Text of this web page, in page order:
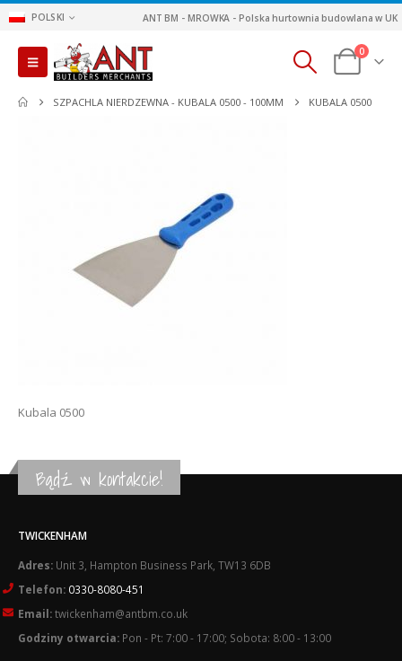
POLSKI ANT BM - MROWKA - Polska hurtownia budowlana w UK
0
SZPACHLA NIERDZEWNA - KUBALA 0500 - 100MM KUBALA 0500
Kubala 0500
Bądź w kontakcie!
TWICKENHAM
Adres: Unit 3, Hampton Business Park, TW13 6DB
Telefon: 0330-8080-451
Email:twickenham@antbm.co.uk
Godziny otwarcia: Pon - Pt: 7:00 - 17:00; Sobota: 8:00 - 13:00